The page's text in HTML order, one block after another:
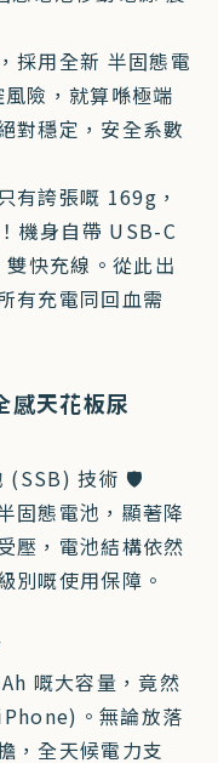
採用全新 半固態電
險，就算喺極端
對穩定，安全系數
有誇張嘅 169g，
機身自帶 USB-C
快充線。從此出
有充電同回血需
感天花板尿
(SSB) 技術 🛡️
固態電池，顯著降
壓，電池結構依然
別嘅使用保障。
嘅大容量，竟然
。無論放落
，全天候電力支